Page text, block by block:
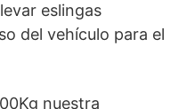
eslingas
del vehículo para el
nuestra